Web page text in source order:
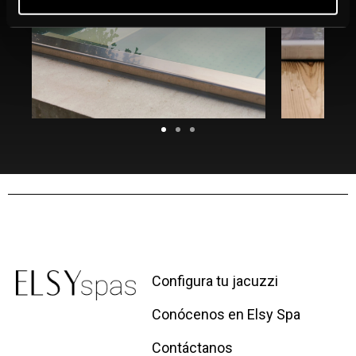
Configura tu jacuzzi
Conócenos en Elsy Spa
Contáctanos